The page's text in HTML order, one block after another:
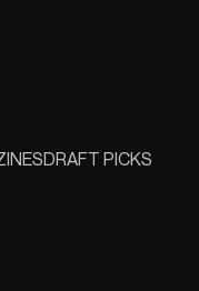
DRAFT PICKS